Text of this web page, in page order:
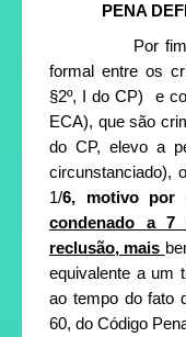
PENA
Por
formal entre os
§2º, I do CP)
e
ECA), que são
do CP, elevo a
circunstanciado),
1/6, motivo por
condenado a
reclusão, mais
equivalente a um
ao tempo do fato
60, do Código